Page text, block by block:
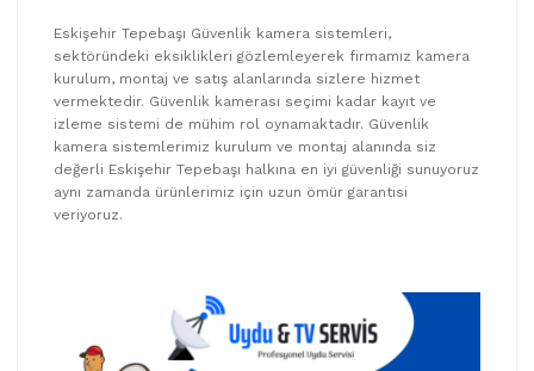
Eskişehir Tepebaşı Güvenlik kamera sistemleri,
sektöründeki eksiklikleri gözlemleyerek firmamız kamera
kurulum, montaj ve satış alanlarında sizlere hizmet
vermektedir. Güvenlik kamerası seçimi kadar kayıt ve
izleme sistemi de mühim rol oynamaktadır. Güvenlik
kamera sistemlerimiz kurulum ve montaj alanında siz
değerli Eskişehir Tepebaşı halkına en iyi güvenliği sunuyoruz
aynı zamanda ürünlerimiz için uzun ömür garantisi
veriyoruz.